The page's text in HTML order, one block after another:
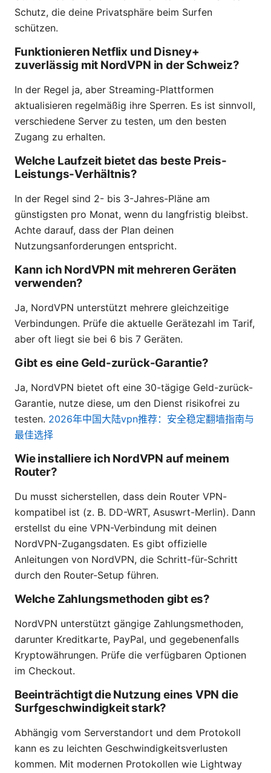
Schutz, die deine Privatsphäre beim Surfen
schützen.
Funktionieren Netflix und Disney+
zuverlässig mit NordVPN in der Schweiz?
In der Regel ja, aber Streaming-Plattformen
aktualisieren regelmäßig ihre Sperren. Es ist sinnvoll,
verschiedene Server zu testen, um den besten
Zugang zu erhalten.
Welche Laufzeit bietet das beste Preis-
Leistungs-Verhältnis?
In der Regel sind 2- bis 3-Jahres-Pläne am
günstigsten pro Monat, wenn du langfristig bleibst.
Achte darauf, dass der Plan deinen
Nutzungsanforderungen entspricht.
Kann ich NordVPN mit mehreren Geräten
verwenden?
Ja, NordVPN unterstützt mehrere gleichzeitige
Verbindungen. Prüfe die aktuelle Gerätezahl im Tarif,
aber oft liegt sie bei 6 bis 7 Geräten.
Gibt es eine Geld-zurück-Garantie?
Ja, NordVPN bietet oft eine 30-tägige Geld-zurück-
Garantie, nutze diese, um den Dienst risikofrei zu
testen. 2026年中国大陆vpn推荐：安全稳定翻墙指南与
最佳选择
Wie installiere ich NordVPN auf meinem
Router?
Du musst sicherstellen, dass dein Router VPN-
kompatibel ist (z. B. DD-WRT, Asuswrt-Merlin). Dann
erstellst du eine VPN-Verbindung mit deinen
NordVPN-Zugangsdaten. Es gibt offizielle
Anleitungen von NordVPN, die Schritt-für-Schritt
durch den Router-Setup führen.
Welche Zahlungsmethoden gibt es?
NordVPN unterstützt gängige Zahlungsmethoden,
darunter Kreditkarte, PayPal, und gegebenenfalls
Kryptowährungen. Prüfe die verfügbaren Optionen
im Checkout.
Beeinträchtigt die Nutzung eines VPN die
Surfgeschwindigkeit stark?
Abhängig vom Serverstandort und dem Protokoll
kann es zu leichten Geschwindigkeitsverlusten
kommen. Mit modernen Protokollen wie Lightway